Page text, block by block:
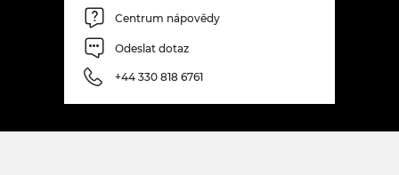
Centrum nápovědy
Odeslat dotaz
+44 330 818 6761